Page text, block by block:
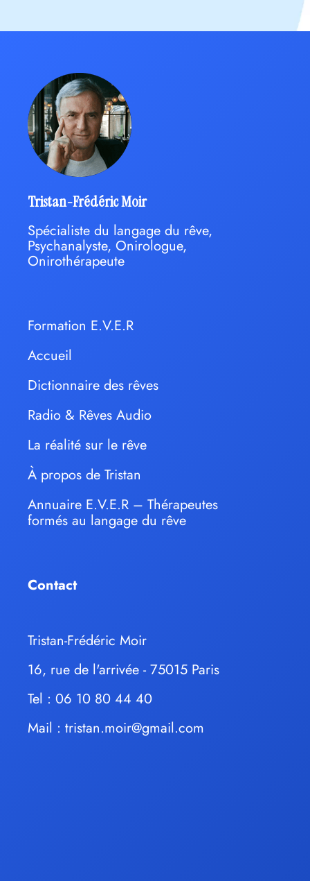
Tristan-Frédéric Moir
Spécialiste du langage du rêve,
Psychanalyste, Onirologue,
Onirothérapeute
Formation E.V.E.R
Accueil
Dictionnaire des rêves
Radio & Rêves Audio
La réalité sur le rêve
À propos de Tristan
Annuaire E.V.E.R – Thérapeutes
formés au langage du rêve
Contact
Tristan-Frédéric Moir
16, rue de l'arrivée - 75015 Paris
Tel : 06 10 80 44 40
Mail : tristan.moir@gmail.com